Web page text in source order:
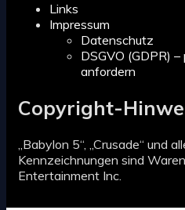
Links
Impressum
Datenschutz
DSGVO (GDPR)
anfordern
Copyright-
„Babylon 5“, „Crusade“ und
Kennzeichnungen sind
Entertainment Inc.